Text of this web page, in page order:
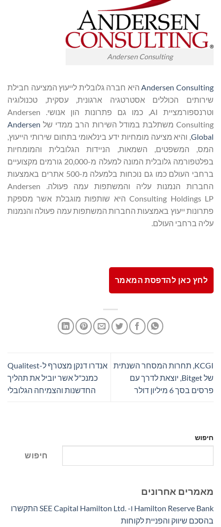
Andersen Consulting
Andersen Consultingהיא חברה גלובלית לייעוץ המציעה חבילת
שירותים הכוללים אסטרטגיה ארגונית, עסקית, טכנולוגיה
וטרנספורמציית AI, כמו גם פתרונות הון אנושי. Andersen
Consulting משתלבת במודל השירות הרב ממדי של
Andersen
Global, והיא מציעה מומחיות ידע בינלאומי בתחום שירותי הייעוץ,
המס, המשפטים, השמאות, הניידות הגלובלית והמומחיות
בפלטפורמה גלובלית המונה למעלה מ-20,000 גורמים מקצועיים
ברחבי העולם כמו גם נוכחות בלמעלה מ-500 אתרים באמצעות
החברות הנמנות עליה והמשתפות עמה פעולה. Andersen
Consulting Holdings LP היא שותפות מוגבלת אשר מספקת
פתרונות ייעוץ באמצעות החברות המשתפות עמה פעולה והנמנות
עליה ברחבי העולם.
לחץ כאן להדפסת המאמר
KCGI, תחרות המסחר השנתית
של Bitget, יוצאת לדרך עם
פרסים בסך 6 מיליון דולר
אנדרו דנקן מצטרף ל-Qualitest
כמנכ"ל אשר יוביל את תהליך
החדשנות והצמיחה הגלובלי
חיפוש
חיפוש
מאמרים אחרונים
Hamilton Reserve Bank ו- SEE Capital Hamilton Ltd.‎ התקשרו
בהסכם שיווק והפניית לקוחות